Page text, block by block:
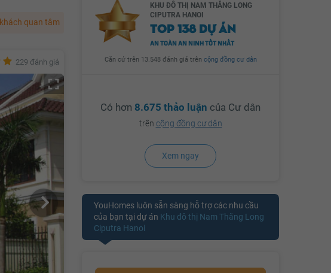
quan tâm
229 đánh giá
KHU ĐÔ THỊ NAM THĂNG LONG
CIPUTRA HANOI
TOP 138 DỰ ÁN
AN TOÀN AN NINH TỐT NHẤT
Căn cứ trên 13.548 đánh giá trên cộng đồng cư dân
Có hơn 8.675 thảo luận của Cư dân
trên cộng đồng cư dân
Xem ngay
YouHomes luôn sẵn sàng hỗ trợ các nhu cầu
của bạn tại dự án Khu đô thị Nam Thăng Long
Ciputra Hanoi